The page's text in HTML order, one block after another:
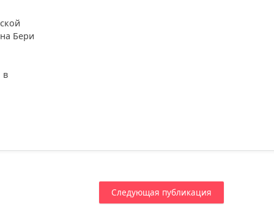
Бери
в
Следующая публикация